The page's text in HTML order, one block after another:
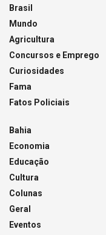
Brasil
Mundo
Agricultura
Concursos e Emprego
Curiosidades
Fama
Fatos Policiais
Bahia
Economia
Educação
Cultura
Colunas
Geral
Eventos